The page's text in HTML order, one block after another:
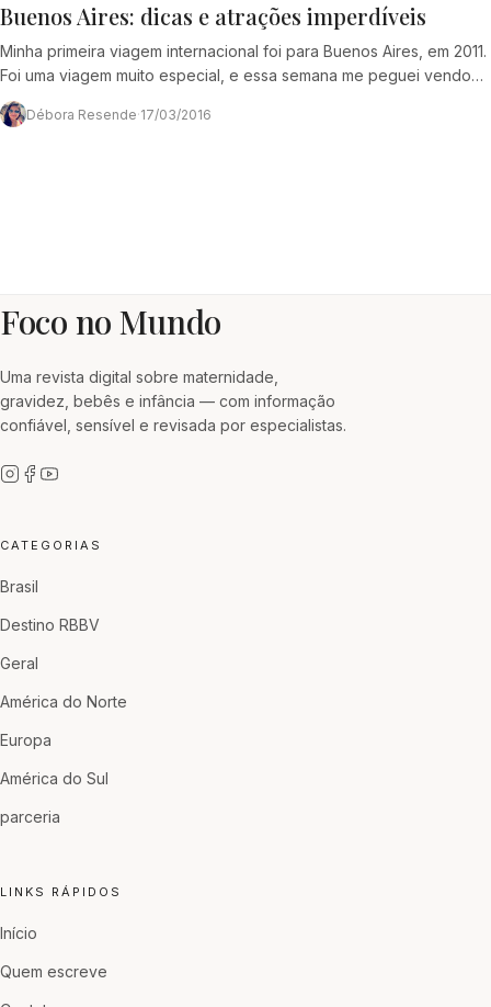
Buenos Aires: dicas e atrações imperdíveis
Minha primeira viagem internacional foi para Buenos Aires, em 2011.
Foi uma viagem muito especial, e essa semana me peguei vendo
as fotos e…
Débora Resende·17/03/2016
Foco no Mundo
Uma revista digital sobre maternidade,
gravidez, bebês e infância — com informação
confiável, sensível e revisada por especialistas.
CATEGORIAS
Brasil
Destino RBBV
Geral
América do Norte
Europa
América do Sul
parceria
LINKS RÁPIDOS
Início
Quem escreve